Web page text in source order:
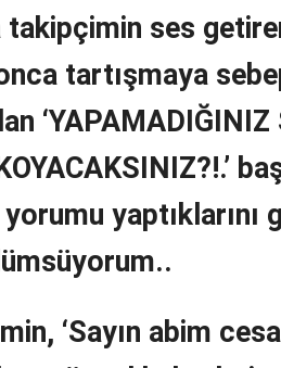
ses
tartışmaya
‘YAPAMADIĞINIZ
yaptıklarını
‘Sayın abim